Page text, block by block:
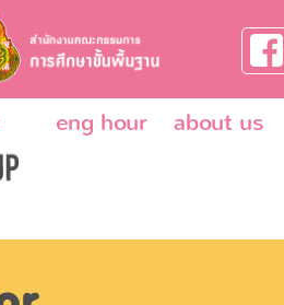
eng hour about us